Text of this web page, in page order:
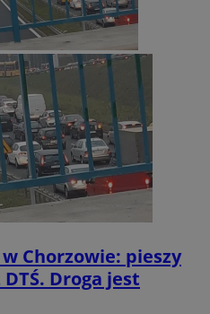
Chorzowie: pieszy
Droga jest